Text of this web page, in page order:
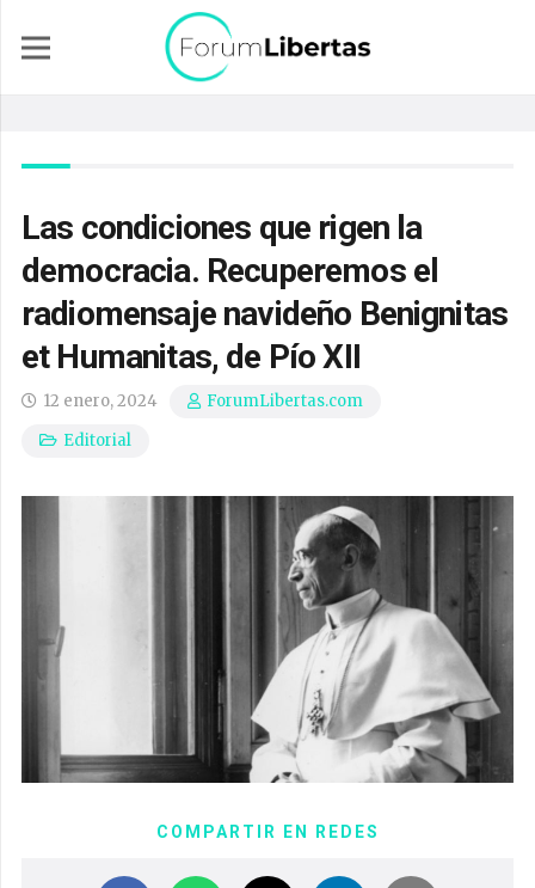
Las condiciones que rigen la
democracia. Recuperemos el
radiomensaje navideño Benignitas
et Humanitas, de Pío XII
12 enero, 2024
ForumLibertas.com
Editorial
COMPARTIR EN REDES